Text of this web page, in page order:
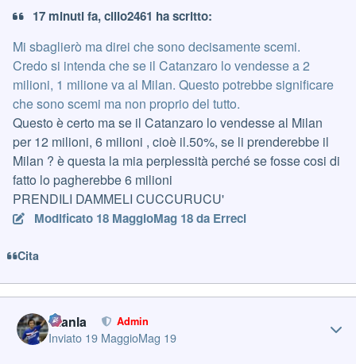
17 minuti fa, cillo2461 ha scritto:
Mi sbaglierò ma direi che sono decisamente scemi.
Credo si intenda che se il Catanzaro lo vendesse a 2
milioni, 1 milione va al Milan. Questo potrebbe significare
che sono scemi ma non proprio del tutto.
Questo è certo ma se il Catanzaro lo vendesse al Milan
per 12 milioni, 6 milioni , cioè il.50%, se li prenderebbe il
Milan ? è questa la mia perplessità perché se fosse cosi di
fatto lo pagherebbe 6 milioni
PRENDILI DAMMELI CUCCURUCU'
Modificato 18 MaggioMag 18da Erreci
Cita
Gianla Admin
Inviato 19 MaggioMag 19